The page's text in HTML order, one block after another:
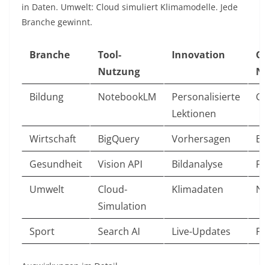
in Daten. Umwelt: Cloud simuliert Klimamodelle. Jede
Branche gewinnt.
Branche
Tool-
Nutzung
Innovation
Bildung
NotebookLM
Personalisierte
Lektionen
Wirtschaft BigQuery Vorhersagen
Gesundheit
Vision API Bildanalyse
Umwelt
Cloud-
Simulation
Klimadaten
Sport Search AI Live-Updates